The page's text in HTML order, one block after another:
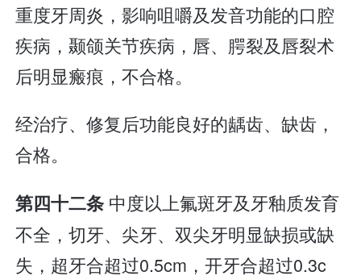
重度牙周炎，影响咀嚼及发音功能的口腔
疾病，颞颌关节疾病，唇、腭裂及唇裂术
后明显瘢痕，不合格。
经治疗、修复后功能良好的龋齿、缺齿，
合格。
第四十二条 中度以上氟斑牙及牙釉质发育
不全，切牙、尖牙、双尖牙明显缺损或缺
失，超牙合超过0.5cm，开牙合超过0.3c